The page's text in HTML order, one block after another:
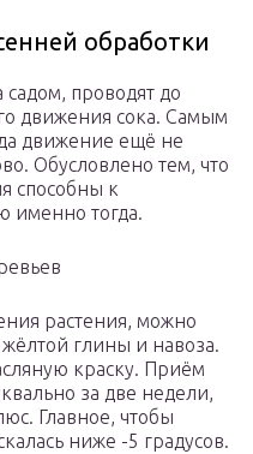
обработки
садом, проводят до
движения сока. Самым
движение ещё не
Обусловлено тем, что
способны к
именно тогда.
растения, можно
глины и навоза.
краску. Приём
за две недели,
Главное, чтобы
ниже -5 градусов.